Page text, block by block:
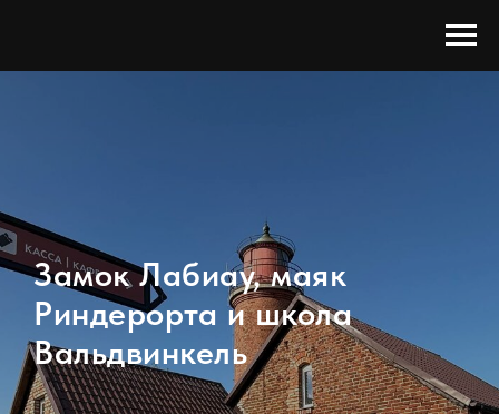
Замок Лабиау, маяк
Риндерорта и школа
Вальдвинкель